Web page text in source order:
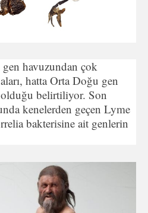
havuzundan çok
hatta Orta Doğu gen
olduğu belirtiliyor. Son
kenelerden geçen Lyme
bakterisine ait genlerin